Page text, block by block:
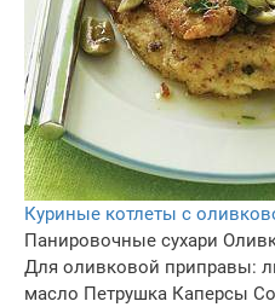
Куриные котлеты с
Панировочные сухари
Для оливковой приправы:
масло Петрушка Каперсы